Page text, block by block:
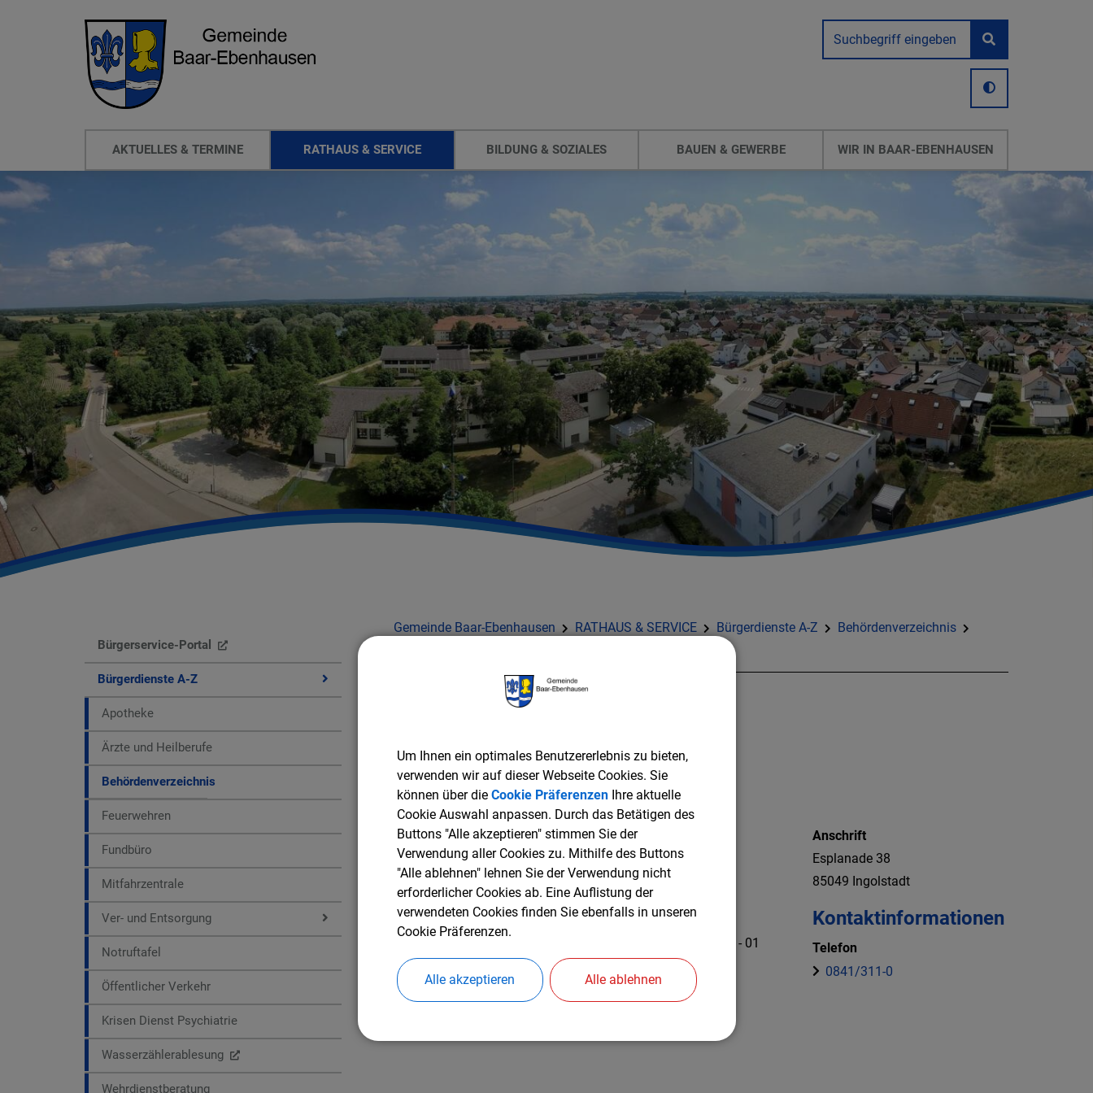
AKTUELLES & TERMINE RATHAUS & SERVICE BILDUNG & SOZIALES BAUEN & GEWERBE WIR IN BAAR-EBENHAUSEN
Bürgerservice-Portal
Bürgerdienste A-Z
Apotheke
Ärzte und Heilberufe
Behördenverzeichnis
Feuerwehren
Fundbüro
Mitfahrzentrale
Ver- und Entsorgung
Notruftafel
Öffentlicher Verkehr
Krisen Dienst Psychiatrie
Wasserzählerablesung
Wehrdienstberatung
Gemeinde Baar-Ebenhausen RATHAUS & SERVICE Bürgerdienste A-Z
Behördenverzeichnis
ADRESSE BEHÖRDE
Finanzamt Ingolstadt
Finanzamt München, Esplanade 3, Tel. 0841/456 71 75
Landesamt für Finanzen, Dienststelle München
Bearbeitungsstelle Ingolstadt, Proviantstr. 5, Tel. 0841/6671 - 01
Anschrift
Esplanade 38
85049 Ingolstadt
Kontaktinformationen
Telefon
0841/311-0
Um Ihnen ein optimales Benutzererlebnis zu bieten,
verwenden wir auf dieser Webseite Cookies. Sie
können über die Cookie PräferenzenIhre aktuelle
Cookie Auswahl anpassen. Durch das Betätigen des
Buttons "Alle akzeptieren" stimmen Sie der
Verwendung aller Cookies zu. Mithilfe des Buttons
"Alle ablehnen" lehnen Sie der Verwendung nicht
erforderlicher Cookies ab. Eine Auflistung der
verwendeten Cookies finden Sie ebenfalls in unseren
Cookie Präferenzen.
Alle akzeptieren Alle ablehnen